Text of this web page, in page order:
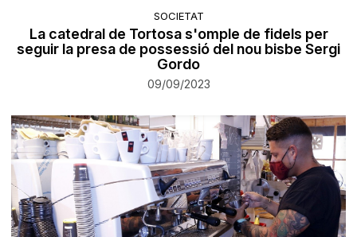
SOCIETAT
La catedral de Tortosa s'omple de fidels per
seguir la presa de possessió del nou bisbe Sergi
Gordo
09/09/2023